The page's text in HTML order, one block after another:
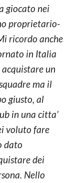
giocato nei
proprietario-
ricordo anche
in Italia
un
ma il
giusto, al
in una citta’
voluto fare
dato
dei
Nello